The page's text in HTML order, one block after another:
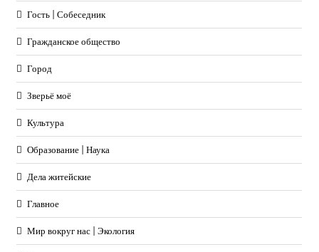
Гость | Собеседник
Гражданское общество
Город
Зверьё моё
Культура
Образование | Наука
Дела житейские
Главное
Мир вокруг нас | Экология